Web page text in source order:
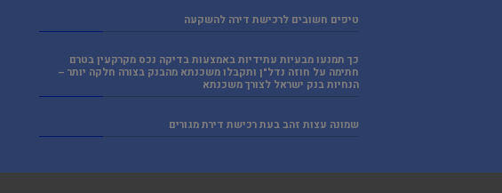
טיפים חשובים לרכישת דירה להשקעה
כך תמנעו מבעיות עתידיות באמצעות בדיקה נכס מקרקעין בטרם
חתימה על חוזה נדל"ן ותקבלו משכנתא מהבנק בצורה חלקה יותר –
הנחיות בנק ישראל לצורך משכנתא
שמונה עצות זהב בעת רכישת דירת מגורים